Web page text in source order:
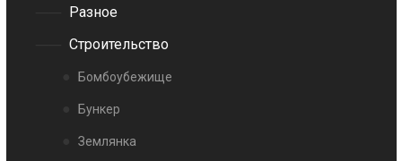
Разное
Строительство
Бомбоубежище
Бункер
Землянка